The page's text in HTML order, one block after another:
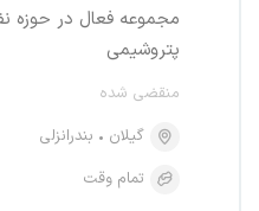
مجموعه فعال در حوزه
پتروشیمی
منقضی شده
گیلان
بندرانزلی
تمام وقت